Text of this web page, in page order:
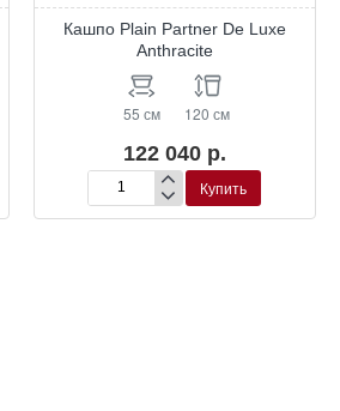
Кашпо Plain Partner De Luxe
Anthracite
55 см 120 см
122 040 р.
Кашпо
Plain
Купить